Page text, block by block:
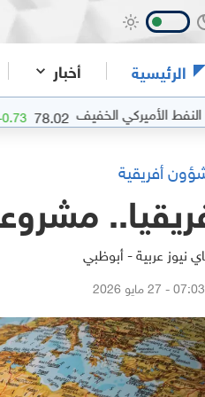
الرئيسية أخبار
الخفيف 78.02
+0.73
(+0.94%)
أفريقية
نيوز عربية - أبوظبي
07:03 - 27 مايو 2026